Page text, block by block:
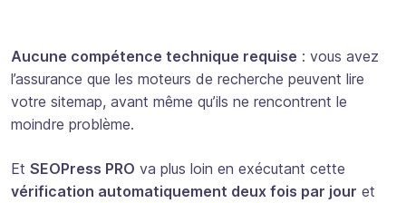
Aucune compétence technique requise : vous avez
l’assurance que les moteurs de recherche peuvent lire
votre sitemap, avant même qu’ils ne rencontrent le
moindre problème.
Et SEOPress PRO va plus loin en exécutant cette
vérification automatiquement deux fois par jour et